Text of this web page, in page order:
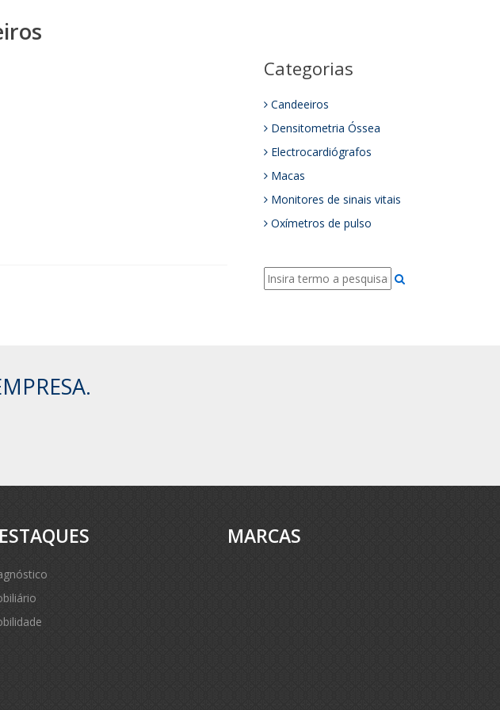
Categorias
Candeeiros
Densitometria Óssea
Electrocardiógrafos
Macas
Monitores de sinais vitais
Oxímetros de pulso
MARCAS